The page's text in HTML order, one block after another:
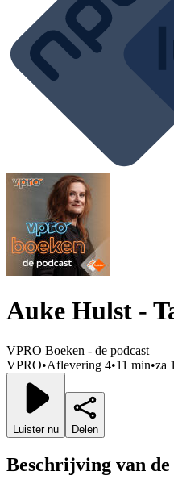
Auke Hulst -
VPRO Boeken - de podcast
VPRO•Aflevering 4•11 min•za
Luister nu Delen
Beschrijving van